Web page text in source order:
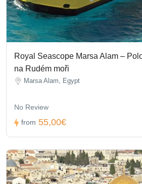
Royal Seascope Marsa Alam –
na Rudém moři
Marsa Alam, Egypt
No Review
from 55,00€